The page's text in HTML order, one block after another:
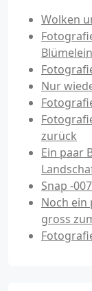
Wolken
Blümelein
Nur
zurück
Ein paar
Snap -
Noch ein
gross